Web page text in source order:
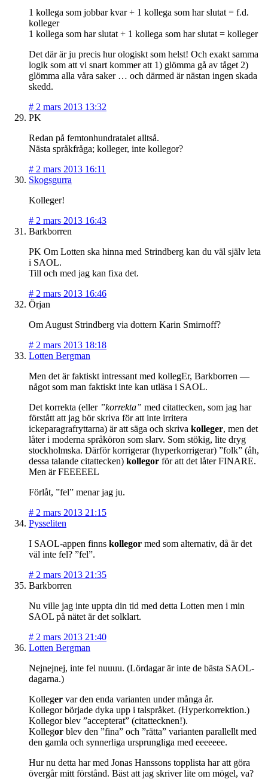
1 kollega som jobbar kvar + 1 kollega som har slutat = f.d.
kolleger
1 kollega som har slutat + 1 kollega som har slutat = kolleger
Det där är ju precis hur ologiskt som helst! Och exakt samma
logik som att vi snart kommer att 1) glömma gå av tåget 2)
glömma alla våra saker … och därmed är nästan ingen skada
skedd.
# 2 mars 2013 13:32
PK
Redan på femtonhundratalet alltså.
Nästa språkfråga; kolleger, inte kollegor?
# 2 mars 2013 16:11
Skogsgurra
Kolleger!
# 2 mars 2013 16:43
Barkborren
PK Om Lotten ska hinna med Strindberg kan du väl själv leta
i SAOL.
Till och med jag kan fixa det.
# 2 mars 2013 16:46
Örjan
Om August Strindberg via dottern Karin Smirnoff?
# 2 mars 2013 18:18
Lotten Bergman
Men det är faktiskt intressant med kollegEr, Barkborren —
något som man faktiskt inte kan utläsa i SAOL.
Det korrekta (eller ”korrekta” med citattecken, som jag har
förstått att jag bör skriva för att inte irritera
ickeparagrafryttarna) är att säga och skriva kolleger, men det
låter i moderna språköron som slarv. Som stökig, lite dryg
stockholmska. Därför korrigerar (hyperkorrigerar) ”folk” (åh,
dessa talande citattecken) kollegor för att det låter FINARE.
Men är FEEEEEL
Förlåt, ”fel” menar jag ju.
# 2 mars 2013 21:15
Pysseliten
I SAOL-appen finns kollegor med som alternativ, då är det
väl inte fel? ”fel”.
# 2 mars 2013 21:35
Barkborren
Nu ville jag inte uppta din tid med detta Lotten men i min
SAOL på nätet är det solklart.
# 2 mars 2013 21:40
Lotten Bergman
Nejnejnej, inte fel nuuuu. (Lördagar är inte de bästa SAOL-
dagarna.)
Kolleger var den enda varianten under många år.
Kollegor började dyka upp i talspråket. (Hyperkorrektion.)
Kollegor blev ”accepterat” (citattecknen!).
Kollegor blev den ”fina” och ”rätta” varianten parallellt med
den gamla och synnerliga ursprungliga med eeeeeee.
Hur nu detta har med Jonas Hanssons topplista har att göra
övergår mitt förstånd. Bäst att jag skriver lite om mögel, va?